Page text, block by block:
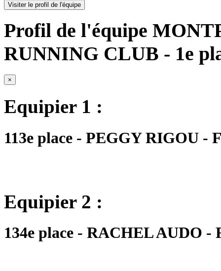
Visiter le profil de l'équipe
Profil de l'équipe
RUNNING CLUB - 1e
×
Equipier 1 :
113e place - PEGGY RIGOU -
Equipier 2 :
134e place - RACHEL AUDO